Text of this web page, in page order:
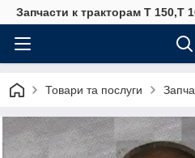
Запчасти к тракторам Т 150,Т
Товари та послуги